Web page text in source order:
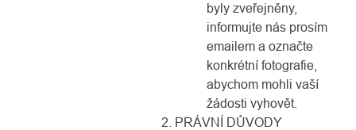
byly zveřejněny,
informujte nás prosím
emailem a označte
konkrétní fotografie,
abychom mohli vaší
žádosti vyhovět.
PRÁVNÍ DŮVODY